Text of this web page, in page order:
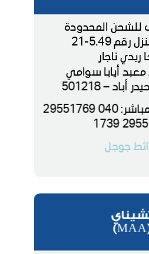
المحدودة
ريدي ناجار
معبد أيابا سوامي
– 501218
29551769
جوجل